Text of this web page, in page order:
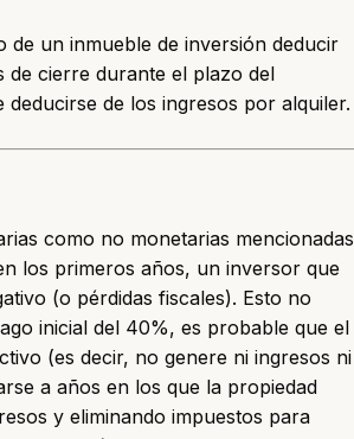
de un inmueble de inversión deducir
de cierre durante el plazo del
de los ingresos por alquiler.
como no monetarias mencionadas
los primeros años, un inversor que
(o pérdidas fiscales). Esto no
inicial del 40%, es probable que el
(es decir, no genere ni ingresos ni
a años en los que la propiedad
y eliminando impuestos para